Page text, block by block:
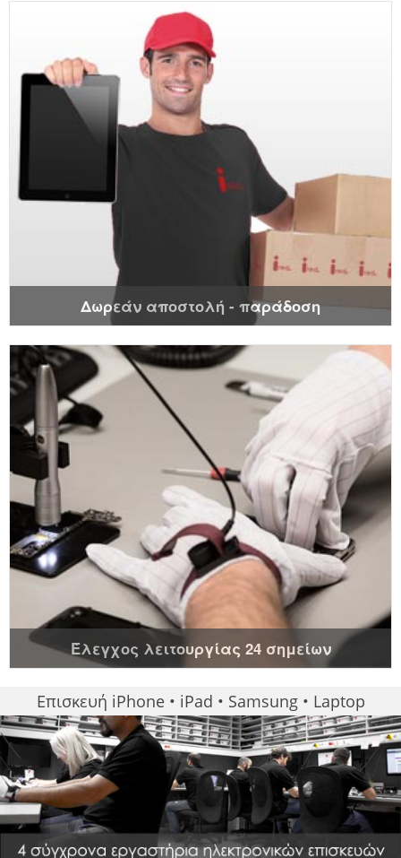
Δωρεάν αποστολή - παράδοση
Έλεγχος λειτουργίας 24 σημείων
Επισκευή iPhone • iPad • Samsung • Laptop